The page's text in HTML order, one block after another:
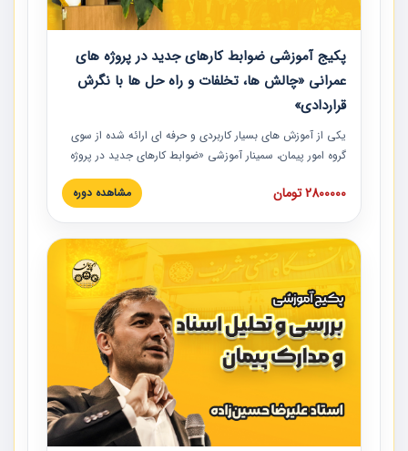
پکیج آموزشی ضوابط کارهای جدید در پروژه های
عمرانی «چالش ها، تخلفات و راه حل ها با نگرش
قراردادی»
یکی از آموزش‏‏‏‏‏‏ های بسیار کاربردی و حرفه‏ ای ارائه شده از سوی
گروه امور پیمان، سمینار آموزشی «ضوابط کارهای جدید در پروژه
های عمرانی» چالش ها، تخلفات و راه حل ها با نگرش قراردادی
است که در محل سندیکای شرکت های ساختمانی کشور ارائه شد.
مدارک پیمان به همراه تجربیات عملی ارائه شده است.
2800000 تومان مشاهده دوره